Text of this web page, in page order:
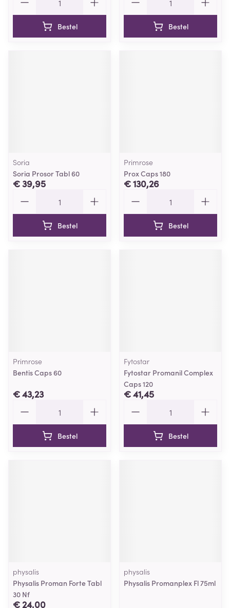
Bestel Bestel
Soria
Soria Prosor Tabl 60
€ 39,95
Bestel
Primrose
Prox Caps 180
€ 130,26
Bestel
Primrose
Bentis Caps 60
€ 43,23
Bestel
Fytostar
Fytostar Promanil Complex
Caps 120
€ 41,45
Bestel
physalis
Physalis Proman Forte Tabl
30 Nf
€ 24,00
physalis
Physalis Promanplex Fl 75ml